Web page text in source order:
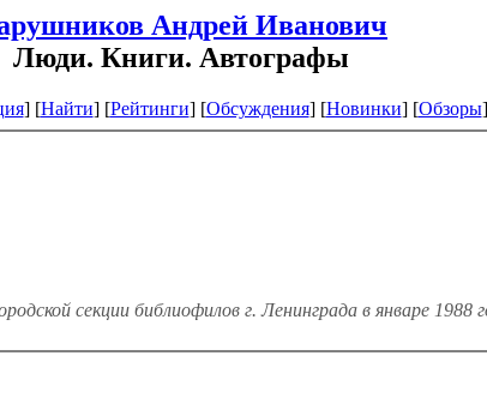
Андрей Иванович
Люди. Книги. Автографы
] [Найти] [Рейтинги] [Обсуждения] [Новинки] [Обзоры
секции библиофилов г. Ленинграда в январе 1988